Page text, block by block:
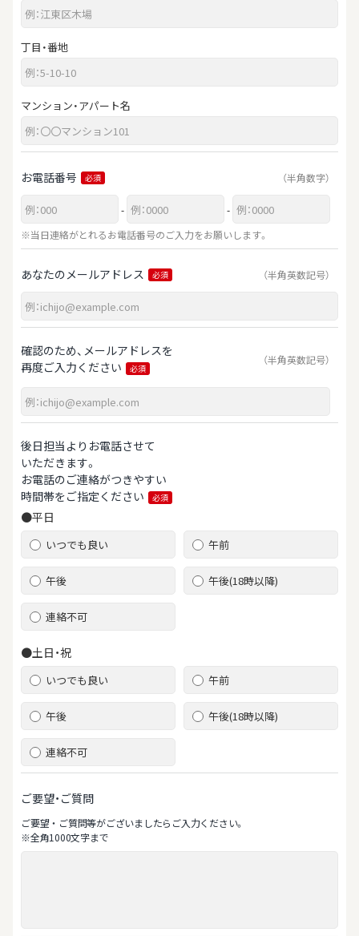
丁目・番地
マンション・アパート名
お電話番号 必須 （半角数字）
-
-
※当日連絡がとれるお電話番号のご入力をお願いします。
あなたのメールアドレス 必須 （半角英数記号）
確認のため、メールアドレスを
再度ご入力ください
必須
（半角英数記号）
後日担当よりお電話させて
いただきます。
お電話のご連絡がつきやすい
時間帯をご指定ください
必須
●平日
いつでも良い 午前
午後 午後(18時以降)
連絡不可
●土日・祝
いつでも良い 午前
午後 午後(18時以降)
連絡不可
ご要望・ご質問
ご要望‧ご質問等がございましたらご⼊⼒ください。
※全⾓1000⽂字まで